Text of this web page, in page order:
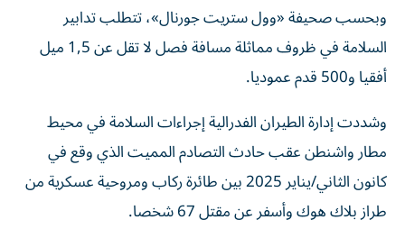
وبحسب صحيفة «وول ستريت جورنال»، تتطلب تدابير
السلامة في ظروف مماثلة مسافة فصل لا تقل عن 1,5 ميل
أفقيا و500 قدم عموديا.
وشددت إدارة الطيران الفدرالية إجراءات السلامة في محيط
مطار واشنطن عقب حادث التصادم المميت الذي وقع في
كانون الثاني/يناير 2025 بين طائرة ركاب ومروحية عسكرية من
طراز بلاك هوك وأسفر عن مقتل 67 شخصا.